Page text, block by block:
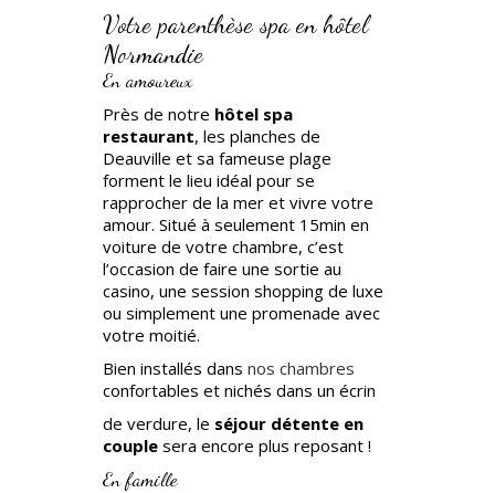
Votre parenthèse spa en hôtel
Normandie
En amoureux
Près de notre hôtel spa
restaurant, les planches de
Deauville et sa fameuse plage
forment le lieu idéal pour se
rapprocher de la mer et vivre votre
amour. Situé à seulement 15min en
voiture de votre chambre, c’est
l’occasion de faire une sortie au
casino, une session shopping de luxe
ou simplement une promenade avec
votre moitié.
Bien installés dans nos chambres
confortables et nichés dans un écrin
de verdure, le séjour détente en
couplesera encore plus reposant !
En famille